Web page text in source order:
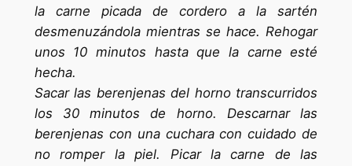
la carne picada de cordero a la sartén
desmenuzándola mientras se hace. Rehogar
unos 10 minutos hasta que la carne esté
hecha.
Sacar las berenjenas del horno transcurridos
los 30 minutos de horno. Descarnar las
berenjenas con una cuchara con cuidado de
no romper la piel. Picar la carne de las